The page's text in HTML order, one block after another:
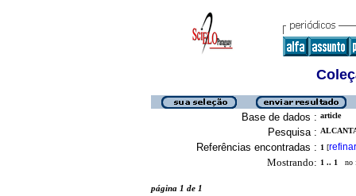
Base de dados : article
Pesquisa :
Referências encontradas : 1 [refinar
Mostrando: 1 .. 1 no
página 1 de 1